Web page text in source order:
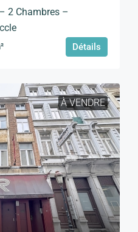
2 Chambres –
Détails
À VENDRE